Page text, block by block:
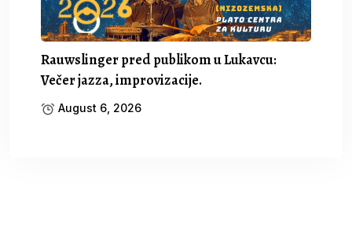
Rauwslinger pred publikom u Lukavcu:
Večer jazza, improvizacije.
August 6, 2026